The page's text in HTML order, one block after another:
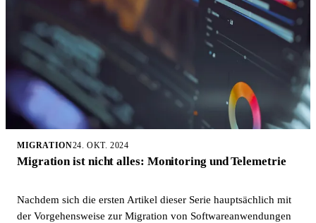
MIGRATION24. OKT. 2024
Migration ist nicht alles: Monitoring und Telemetrie
Nachdem sich die ersten Artikel dieser Serie hauptsächlich mit
der Vorgehensweise zur Migration von Softwareanwendungen